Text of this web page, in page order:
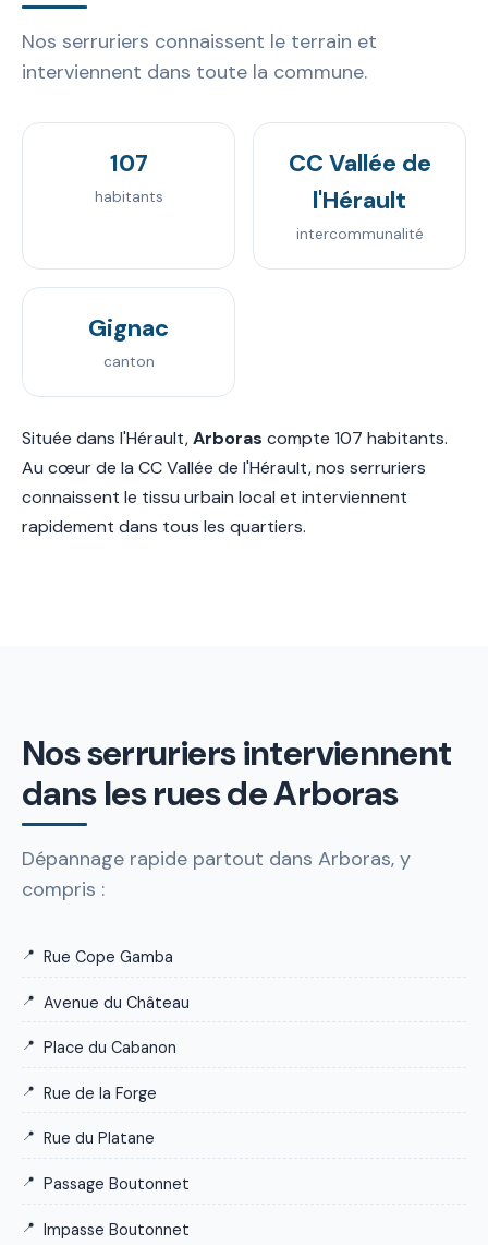
Nos serruriers connaissent le terrain et
interviennent dans toute la commune.
107
habitants
CC Vallée de
l'Hérault
intercommunalité
Gignac
canton
Située dans l'Hérault,Arboras compte 107 habitants.
Au cœur de la CC Vallée de l'Hérault, nos serruriers
connaissent le tissu urbain local et interviennent
rapidement dans tous les quartiers.
Nos serruriers interviennent
dans les rues de Arboras
Dépannage rapide partout dans Arboras, y
compris :
Rue Cope Gamba
Avenue du Château
Place du Cabanon
Rue de la Forge
Rue du Platane
Passage Boutonnet
Impasse Boutonnet